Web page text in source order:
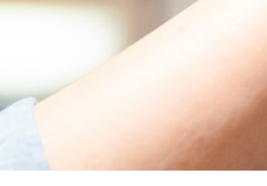
Som una institució
dedicada a